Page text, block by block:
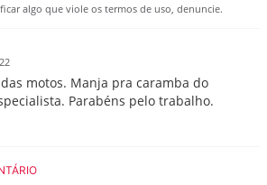
algo que viole os termos de uso, denuncie.
motos. Manja pra caramba do
Parabéns pelo trabalho.